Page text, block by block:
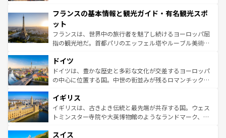
ませてくれるイタリアで、忘れられない旅をしてみよう！
なお、新着のイタリア情報は
しい。
文化が根付くこの国では、情熱的なフラメンコ、熱気あふ
れる闘牛、そして美味しいタパスが生活の一部となってい
る。首都マドリードの洗練された雰囲気や、バルセロナの
アートに溢れた街角から、地方では古代ローマ遺跡や中世
せる。地方によって風土や気候が異なるスペインはその個
性で訪れる人を魅了する。 なお、新着のスペイン情報は コ
ンテンツ一覧を参照してほしい。
フランスの基本情報と観光ガイド・有名観光スポ
ット
フランスは、世界中の旅行者を魅了し続けるヨーロッパ屈
指の観光地だ。首都パリのエッフェル塔やルーブル美術館
で、幅広い魅力が詰まっている。華麗な宮殿、歴史的な大
聖堂、美しいビーチ、そして豊かな自然が、訪れる者を心
から魅了する。また、フランスは美食の国としても知ら
いる。シャンパンの発祥地であるランス、プロヴァンスの
香り高いラベンダー畑など、多彩な楽しみ方が可能だ。さ
らに、パリ以外の地域にも魅力が溢れており、どの街角に
れる地方に足を運ぶとそれぞれで全く異なる文化を体験で
ドイツ
ドイツは、豊かな歴史と多彩な文化が交差するヨーロッパ
の中心に位置する国。中世の街並みが残るロマンチック街
顔を持つこの国は、どこを歩いても飽きることがない。ベ
ルリンの文化的活気、バイエルン州のアルプスの絶景、そ
してライン川沿いのワイン畑といった風景は必見。ビール
は、お酒好きな人にはぜひ体験してほしい。 なお、新着の
イギリス
イギリスは、古きよき伝統と最先端が共存する国。ウェス
トミンスター寺院や大英博物館のようなランドマーク、歴
リアごとに異なる魅力がある。また、優雅なアフタヌーン
スイス